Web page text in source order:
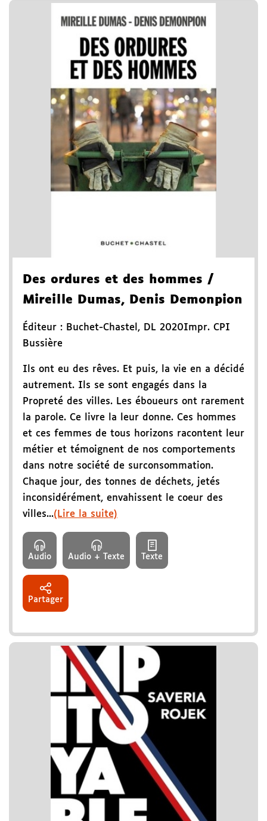
Des ordures et des hommes /
Mireille Dumas, Denis Demonpion
Éditeur : Buchet-Chastel , DL 2020Impr. CPI
Bussière
Ils ont eu des rêves. Et puis, la vie en a décidé
autrement. Ils se sont engagés dans la
Propreté des villes. Les éboueurs ont rarement
la parole. Ce livre la leur donne. Ces hommes
et ces femmes de tous horizons racontent leur
métier et témoignent de nos comportements
dans notre société de surconsommation.
Chaque jour, des tonnes de déchets, jetés
inconsidérément, envahissent le coeur des
villes...(Lire la suite)
Audio Audio + Texte Texte
Partager